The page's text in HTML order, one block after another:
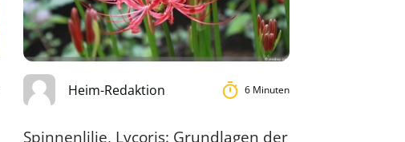
Heim-Redaktion 6 Minuten
Spinnenlilie, Lycoris: Grundlagen der